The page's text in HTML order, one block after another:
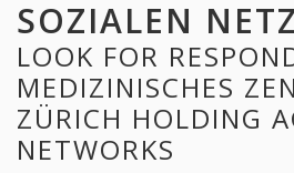
SOZIALEN
LOOK FOR
MEDIZINISCHES
ZÜRICH HOLDING
NETWORKS